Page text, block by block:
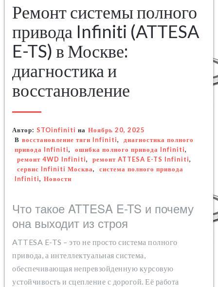
Ремонт системы полного
привода Infiniti (ATTESA
E-TS) в Москве:
диагностика и
восстановление
Автор: STOinfiniti на Ноябрь 20, 2025
В восстановление тяги Infiniti,
диагностика полного
привода Infiniti, ошибка полного привода Infiniti,
ремонт 4WD Infiniti, ремонт ATTESA E-TS Infiniti,
сервис Infiniti Москва,
система полного привода
Infiniti, Новости
Что такое ATTESA E-TS и почему
она выходит из строя
ATTESA E-TS – это не просто система полного
привода, а интеллектуальная система,
обеспечивающая непревзойденную курсовую
устойчивость и сцепление с дорогой. Её работа